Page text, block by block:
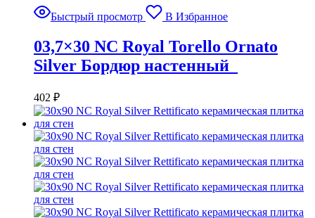
Быстрый просмотр В Избранное
03,7×30 NC Royal Torello Ornato
Silver Бордюр настенный_
402 ₽